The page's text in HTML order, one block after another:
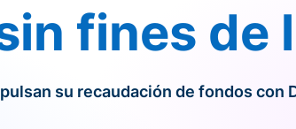
fines de
su recaudación de fondos con